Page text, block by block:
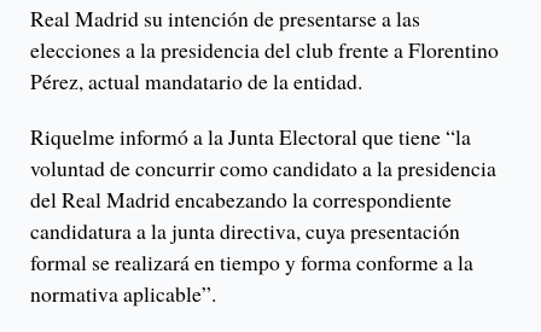
Real Madrid su intención de presentarse a las
elecciones a la presidencia del club frente a Florentino
Pérez, actual mandatario de la entidad.
Riquelme informó a la Junta Electoral que tiene “la
voluntad de concurrir como candidato a la presidencia
del Real Madrid encabezando la correspondiente
candidatura a la junta directiva, cuya presentación
formal se realizará en tiempo y forma conforme a la
normativa aplicable”.